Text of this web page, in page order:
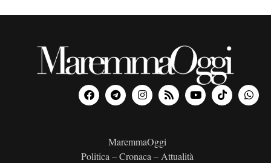
MaremmaOggi
Politica – Cronaca – Attualità